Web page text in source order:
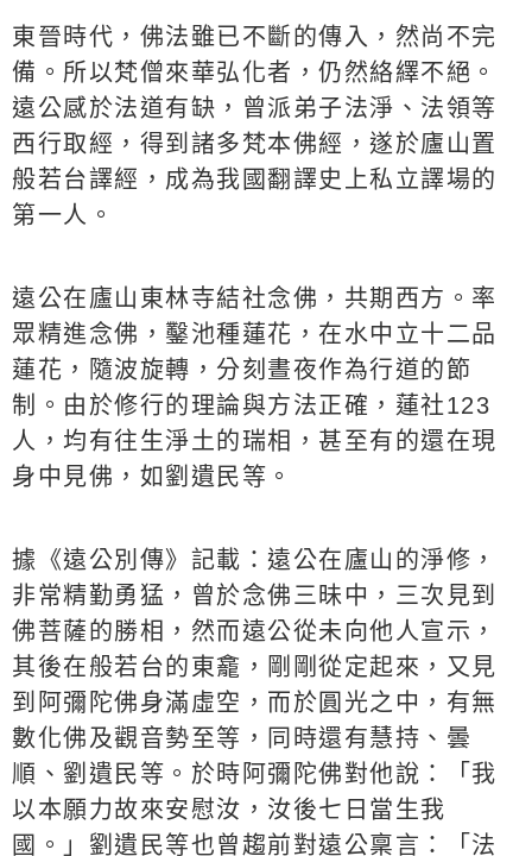
東晉時代，佛法雖已不斷的傳入，然尚不完
備。所以梵僧來華弘化者，仍然絡繹不絕。
遠公感於法道有缺，曾派弟子法淨、法領等
西行取經，得到諸多梵本佛經，遂於廬山置
般若台譯經，成為我國翻譯史上私立譯場的
第一人。
遠公在廬山東林寺結社念佛，共期西方。率
眾精進念佛，鑿池種蓮花，在水中立十二品
蓮花，隨波旋轉，分刻晝夜作為行道的節
制。由於修行的理論與方法正確，蓮社123
人，均有往生淨土的瑞相，甚至有的還在現
身中見佛，如劉遺民等。
據《遠公別傳》記載：遠公在廬山的淨修，
非常精勤勇猛，曾於念佛三昧中，三次見到
佛菩薩的勝相，然而遠公從未向他人宣示，
其後在般若台的東龕，剛剛從定起來，又見
到阿彌陀佛身滿虛空，而於圓光之中，有無
數化佛及觀音勢至等，同時還有慧持、曇
順、劉遺民等。於時阿彌陀佛對他說：「我
以本願力故來安慰汝，汝後七日當生我
國。」劉遺民等也曾趨前對遠公稟言：「法